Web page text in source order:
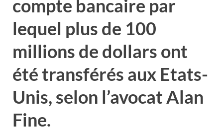
compte bancaire par
lequel plus de 100
millions de dollars ont
été transférés aux Etats-
Unis, selon l’avocat Alan
Fine.